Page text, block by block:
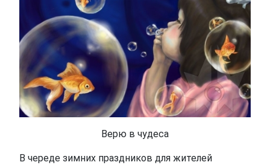
Верю в чудеса
В череде зимних праздников для жителей